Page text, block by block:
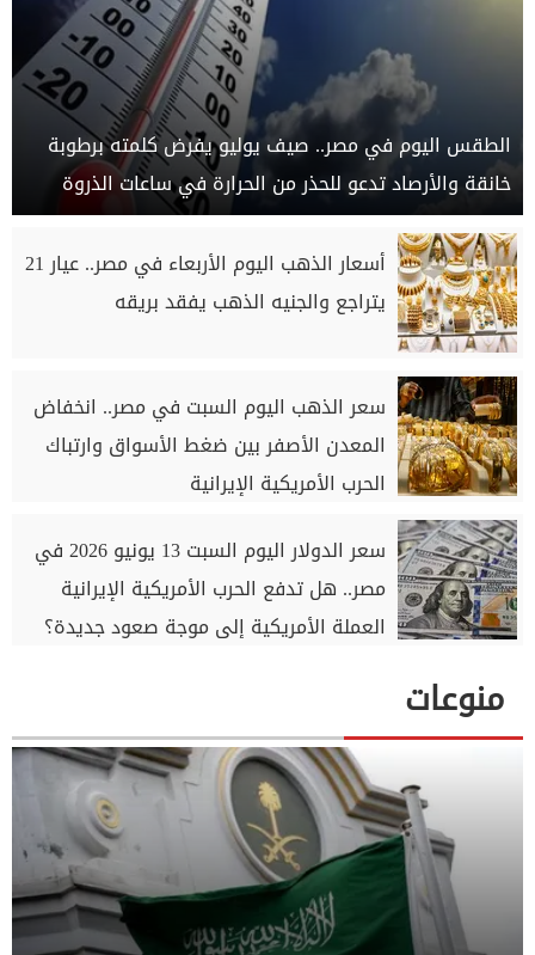
الطقس اليوم في مصر.. صيف يوليو يفرض كلمته برطوبة
خانقة والأرصاد تدعو للحذر من الحرارة في ساعات الذروة
أسعار الذهب اليوم الأربعاء في مصر.. عيار 21
يتراجع والجنيه الذهب يفقد بريقه
سعر الذهب اليوم السبت في مصر.. انخفاض
المعدن الأصفر بين ضغط الأسواق وارتباك
الحرب الأمريكية الإيرانية
سعر الدولار اليوم السبت 13 يونيو 2026 في
مصر.. هل تدفع الحرب الأمريكية الإيرانية
العملة الأمريكية إلى موجة صعود جديدة؟
منوعات